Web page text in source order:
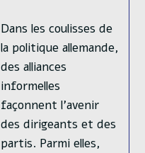
Dans les coulisses de
la politique allemande,
des alliances
informelles
façonnent l’avenir
des dirigeants et des
partis. Parmi elles,